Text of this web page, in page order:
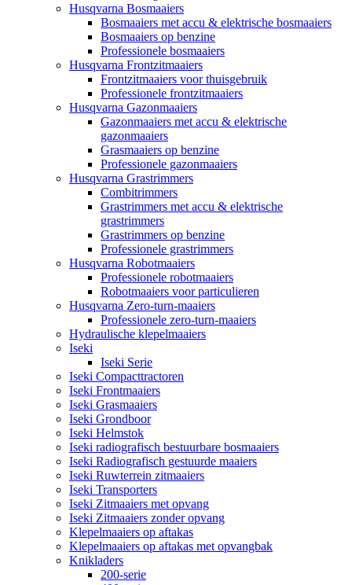
Husqvarna Bosmaaiers
Bosmaaiers met accu & elektrische bosmaaiers
Bosmaaiers op benzine
Professionele bosmaaiers
Husqvarna Frontzitmaaiers
Frontzitmaaiers voor thuisgebruik
Professionele frontzitmaaiers
Husqvarna Gazonmaaiers
Gazonmaaiers met accu & elektrische
gazonmaaiers
Grasmaaiers op benzine
Professionele gazonmaaiers
Husqvarna Grastrimmers
Combitrimmers
Grastrimmers met accu & elektrische
grastrimmers
Grastrimmers op benzine
Professionele grastrimmers
Husqvarna Robotmaaiers
Professionele robotmaaiers
Robotmaaiers voor particulieren
Husqvarna Zero-turn-maaiers
Professionele zero-turn-maaiers
Hydraulische klepelmaaiers
Iseki
Iseki Serie
Iseki Compacttractoren
Iseki Frontmaaiers
Iseki Grasmaaiers
Iseki Grondboor
Iseki Helmstok
Iseki radiografisch bestuurbare bosmaaiers
Iseki Radiografisch gestuurde maaiers
Iseki Ruwterrein zitmaaiers
Iseki Transporters
Iseki Zitmaaiers met opvang
Iseki Zitmaaiers zonder opvang
Klepelmaaiers op aftakas
Klepelmaaiers op aftakas met opvangbak
Knikladers
200-serie